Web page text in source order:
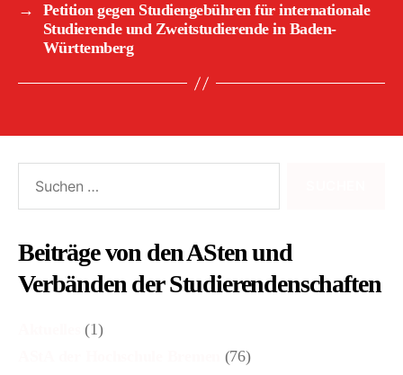
→
Petition gegen Studiengebühren für internationale
Studierende und Zweitstudierende in Baden-
Württemberg
nach:
Beiträge von den ASten und
Verbänden der Studierendenschaften
(1)
(76)